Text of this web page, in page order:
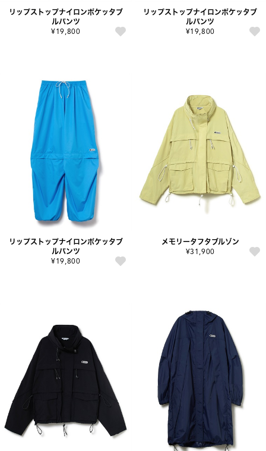
リップストップナイロンポケッタブ
ルパンツ
¥19,800
リップストップナイロンポケッタブ
ルパンツ
¥19,800
リップストップナイロンポケッタブ
ルパンツ
¥19,800
メモリータフタブルゾン
¥31,900